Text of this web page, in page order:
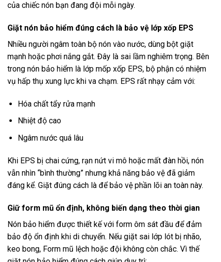
của chiếc nón bạn đang đội mỗi ngày.
Giặt nón bảo hiểm đúng cách là bảo vệ lớp xốp EPS
Nhiều người ngâm toàn bộ nón vào nước, dùng bột giặt
mạnh hoặc phơi nắng gắt. Đây là sai lầm nghiêm trọng. Bên
trong nón bảo hiểm là lớp mốp xốp EPS, bộ phận có nhiệm
vụ hấp thụ xung lực khi va chạm. EPS rất nhạy cảm với:
Hóa chất tẩy rửa mạnh
Nhiệt độ cao
Ngâm nước quá lâu
Khi EPS bị chai cứng, rạn nứt vi mô hoặc mất đàn hồi, nón
vẫn nhìn “bình thường” nhưng khả năng bảo vệ đã giảm
đáng kể. Giặt đúng cách là để bảo vệ phần lõi an toàn này.
Giữ form mũ ổn định, không biến dạng theo thời gian
Nón bảo hiểm được thiết kế với form ôm sát đầu để đảm
bảo độ ổn định khi di chuyển. Nếu giặt sai lớp lót bị nhão,
keo bong, Form mũ lệch hoặc đội không còn chắc. Vì thế